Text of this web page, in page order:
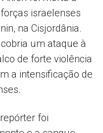
israelenses
na Cisjordânia.
um ataque à
de forte violência
a intensificação de
foi